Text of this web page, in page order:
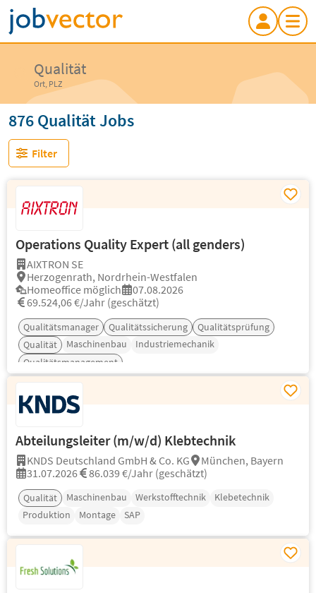
Qualität
Ort, PLZ
876 Qualität Jobs
Filter
Operations Quality Expert (all genders)
AIXTRON SE
Herzogenrath, Nordrhein-Westfalen
Homeoffice möglich
07.08.2026
69.524,06 €/Jahr (geschätzt)
Qualitätsmanager Qualitätssicherung
Qualitätsprüfung
Qualität
Maschinenbau
Industriemechanik
Qualitätsmanagement
Abteilungsleiter (m/w/d) Klebtechnik
KNDS Deutschland GmbH & Co. KG
München, Bayern
31.07.2026
86.039 €/Jahr (geschätzt)
Qualität Maschinenbau Werkstofftechnik
Klebetechnik
Produktion
Montage SAP